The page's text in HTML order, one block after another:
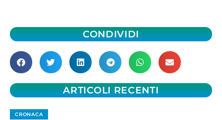
CONDIVIDI
ARTICOLI RECENTI
CRONACA